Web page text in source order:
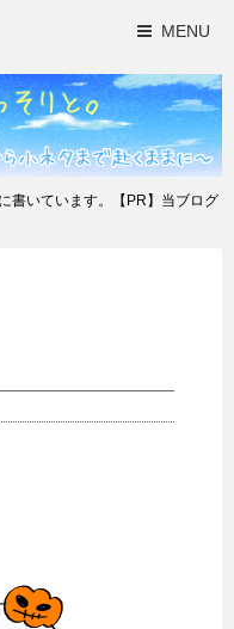
MENU
書いています。【PR】当ブログ